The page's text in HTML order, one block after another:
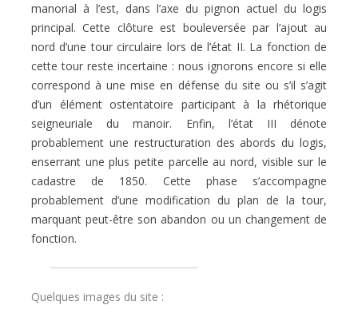
manorial à l’est, dans l’axe du pignon actuel du logis
principal. Cette clôture est bouleversée par l’ajout au
nord d’une tour circulaire lors de l’état II. La fonction de
cette tour reste incertaine : nous ignorons encore si elle
correspond à une mise en défense du site ou s’il s’agit
d’un élément ostentatoire participant à la rhétorique
seigneuriale du manoir. Enfin, l’état III dénote
probablement une restructuration des abords du logis,
enserrant une plus petite parcelle au nord, visible sur le
cadastre de 1850. Cette phase s’accompagne
probablement d’une modification du plan de la tour,
marquant peut-être son abandon ou un changement de
fonction.
Quelques images du site :